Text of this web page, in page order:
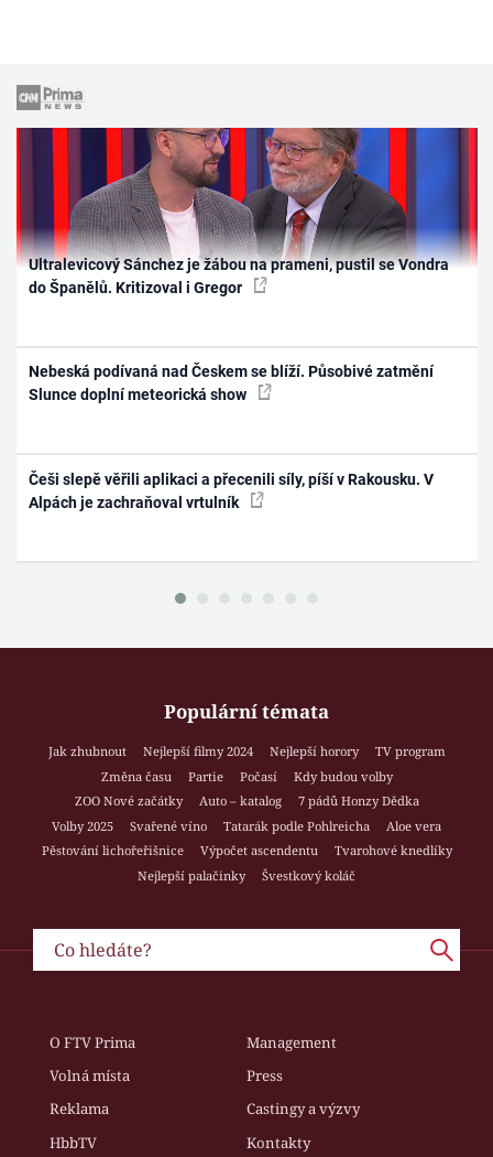
Ultralevicový Sánchez je žábou na prameni, pustil se Vondra
do Španělů. Kritizoval i Gregor
Nebeská podívaná nad Českem se blíží. Působivé zatmění
Slunce doplní meteorická show
Češi slepě věřili aplikaci a přecenili síly, píší v Rakousku. V
Alpách je zachraňoval vrtulník
Populární témata
Jak zhubnout Nejlepší filmy 2024 Nejlepší horory
TV program
Změna času
Partie Počasí
Kdy budou volby
ZOO Nové začátky
Auto – katalog
7 pádů Honzy Dědka
Volby 2025
Svařené víno Tatarák podle Pohlreicha
Aloe vera
Pěstování lichořeřišnice
Výpočet ascendentu
Tvarohové knedlíky
Nejlepší palačinky
Švestkový koláč
O FTV Prima
Management
Volná místa
Press
Reklama
Castingy a výzvy
HbbTV
Kontakty